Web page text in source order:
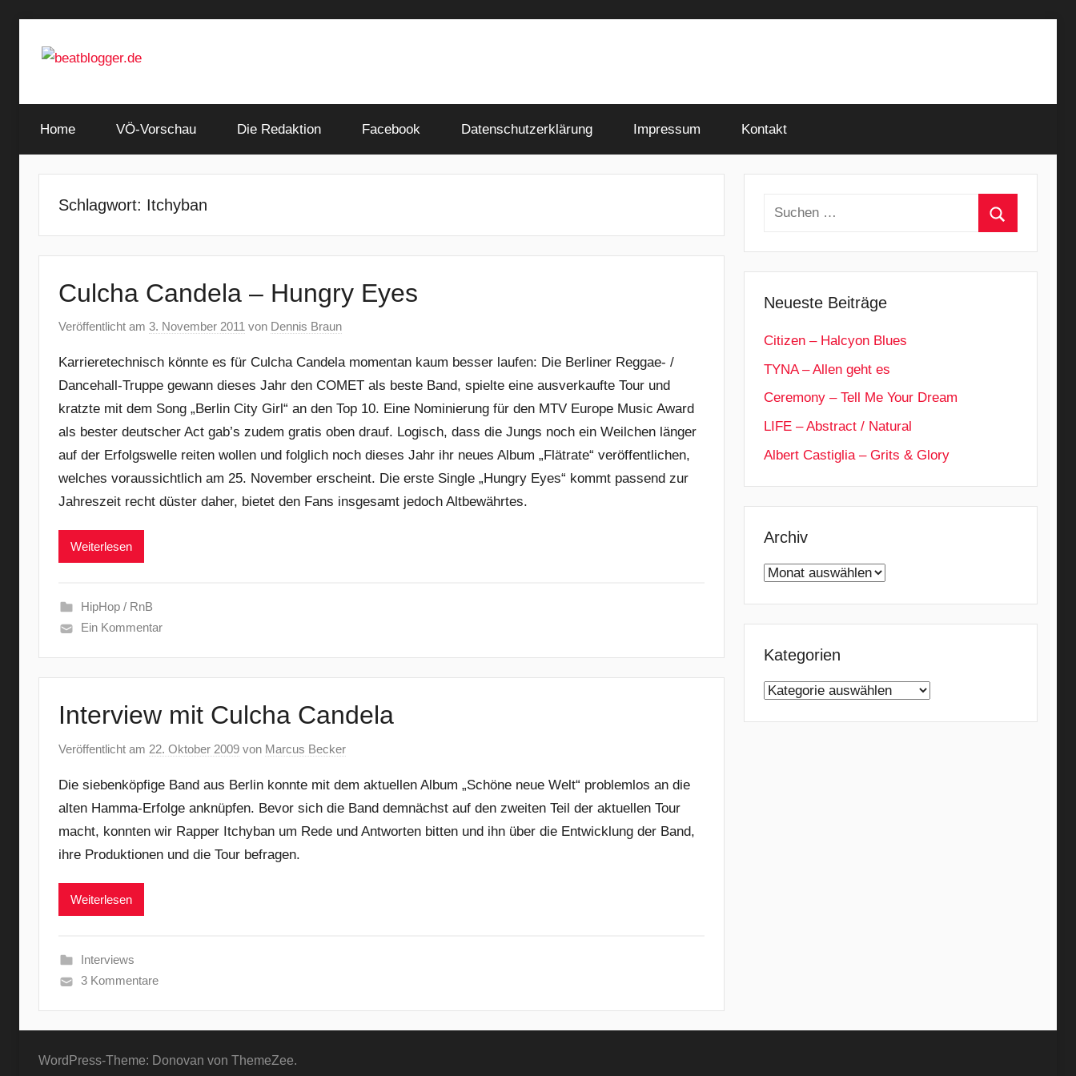
Inhalt
beatblogger.de
and
the
Home VÖ-Vorschau Die Redaktion Facebook Datenschutzerklärung Impressum Kontakt
Schlagwort: Itchyban
Culcha Candela – Hungry Eyes
Veröffentlicht am 3. November 2011 von Dennis Braun
Karrieretechnisch könnte es für Culcha Candela momentan kaum besser laufen: Die Berliner Reggae- /
Dancehall-Truppe gewann dieses Jahr den COMET als beste Band, spielte eine ausverkaufte Tour und
kratzte mit dem Song „Berlin City Girl“ an den Top 10. Eine Nominierung für den MTV Europe Music Award
als bester deutscher Act gab’s zudem gratis oben drauf. Logisch, dass die Jungs noch ein Weilchen länger
auf der Erfolgswelle reiten wollen und folglich noch dieses Jahr ihr neues Album „Flätrate“ veröffentlichen,
welches voraussichtlich am 25. November erscheint. Die erste Single „Hungry Eyes“ kommt passend zur
Jahreszeit recht düster daher, bietet den Fans insgesamt jedoch Altbewährtes.
Weiterlesen
HipHop / RnB
Ein Kommentar
Interview mit Culcha Candela
Veröffentlicht am 22. Oktober 2009 von Marcus Becker
Die siebenköpfige Band aus Berlin konnte mit dem aktuellen Album „Schöne neue Welt“ problemlos an die
alten Hamma-Erfolge anknüpfen. Bevor sich die Band demnächst auf den zweiten Teil der aktuellen Tour
macht, konnten wir Rapper Itchyban um Rede und Antworten bitten und ihn über die Entwicklung der Band,
ihre Produktionen und die Tour befragen.
Weiterlesen
Interviews
3 Kommentare
Suchen
Neueste Beiträge
Citizen – Halcyon Blues
TYNA – Allen geht es
Ceremony – Tell Me Your Dream
LIFE – Abstract / Natural
Albert Castiglia – Grits & Glory
Archiv
Archiv
Kategorien
Kategorien
WordPress-Theme: Donovan von ThemeZee.